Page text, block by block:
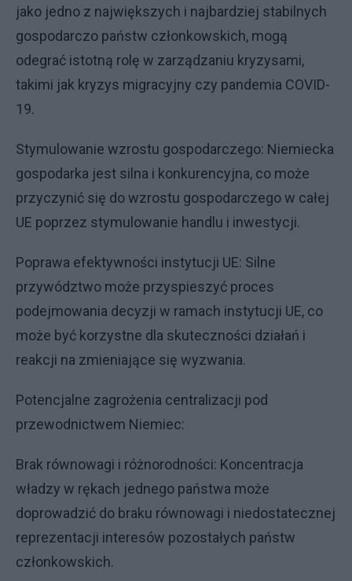
jako jedno z największych i najbardziej stabilnych
gospodarczo państw członkowskich, mogą
odegrać istotną rolę w zarządzaniu kryzysami,
takimi jak kryzys migracyjny czy pandemia COVID-
19.
Stymulowanie wzrostu gospodarczego: Niemiecka
gospodarka jest silna i konkurencyjna, co może
przyczynić się do wzrostu gospodarczego w całej
UE poprzez stymulowanie handlu i inwestycji.
Poprawa efektywności instytucji UE: Silne
przywództwo może przyspieszyć proces
podejmowania decyzji w ramach instytucji UE, co
może być korzystne dla skuteczności działań i
reakcji na zmieniające się wyzwania.
Potencjalne zagrożenia centralizacji pod
przewodnictwem Niemiec:
Brak równowagi i różnorodności: Koncentracja
władzy w rękach jednego państwa może
doprowadzić do braku równowagi i niedostatecznej
reprezentacji interesów pozostałych państw
członkowskich.